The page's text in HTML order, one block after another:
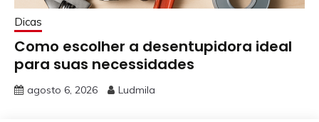
Dicas
Como escolher a desentupidora ideal
para suas necessidades
agosto 6, 2026 Ludmila